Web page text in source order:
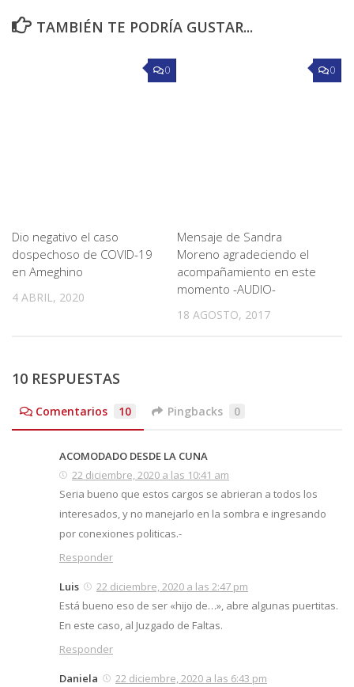
TAMBIÉN TE PODRÍA GUSTAR...
0
Dio negativo el caso
dospechoso de COVID-19
en Ameghino
4 ABRIL, 2020
0
Mensaje de Sandra
Moreno agradeciendo el
acompañamiento en este
momento -AUDIO-
18 AGOSTO, 2017
10 RESPUESTAS
Comentarios 10 Pingbacks 0
ACOMODADO DESDE LA CUNA
22 diciembre, 2020 a las 10:41 am
Seria bueno que estos cargos se abrieran a todos los
interesados, y no manejarlo en la sombra e ingresando
por conexiones politicas.-
Responder
Luis
22 diciembre, 2020 a las 2:47 pm
Está bueno eso de ser «hijo de…», abre algunas puertitas.
En este caso, al Juzgado de Faltas.
Responder
Daniela
22 diciembre, 2020 a las 6:43 pm